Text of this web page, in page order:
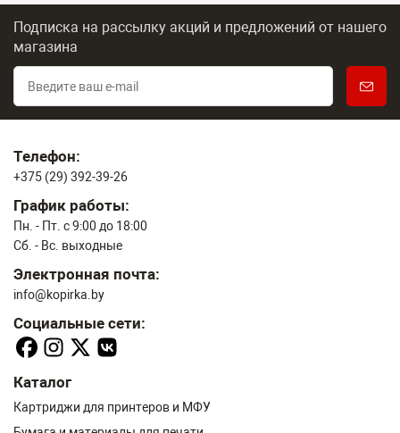
Подписка на рассылку акций и предложений от нашего
магазина
Телефон:
+375 (29) 392-39-26
График работы:
Пн. - Пт. с 9:00 до 18:00
Сб. - Вс. выходные
Электронная почта:
info@kopirka.by
Социальные сети:
Каталог
Картриджи для принтеров и МФУ